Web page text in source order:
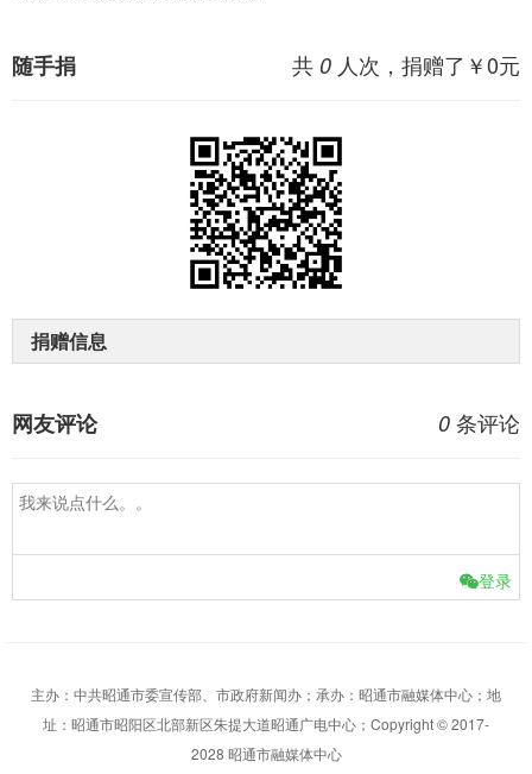
共 0 人次，捐赠了￥0元
随手捐
捐赠信息
0 条评论
网友评论
登录
主办：中共昭通市委宣传部、市政府新闻办；承办：昭通市融媒体中心；地
址：昭通市昭阳区北部新区朱提大道昭通广电中心；Copyright © 2017-
2028 昭通市融媒体中心